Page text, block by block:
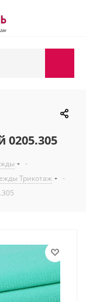
-
Трикотаж
-